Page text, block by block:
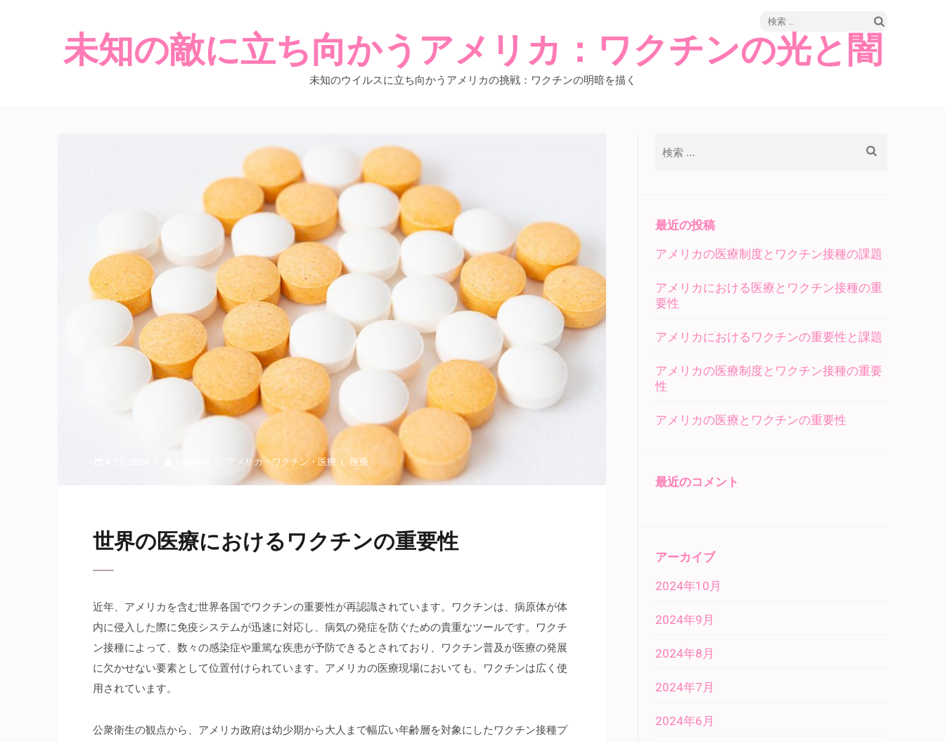
検
索:
未知の敵に立ち向かうアメリカ：ワクチンの光と闇
未知のウイルスに立ち向かうアメリカの挑戦：ワクチンの明暗を描く
アメリカ・ワクチン・ 医療 医療
世界の医療におけるワクチンの重要性
近年、アメリカを含む世界各国でワクチンの重要性が再認識されています。
ワクチンは、病原体が体
内に侵入した際に免疫システムが迅速に対応し、病気の発症を防ぐための貴重なツールです。ワクチ
ン接種によって、数々の感染症や重篤な疾患が予防できるとされており、ワクチン普及が医療の発展
に欠かせない要素として位置付けられています。アメリカの医療現場においても、ワクチンは広く使
用されています。
公衆衛生の観点から、アメリカ政府は幼少期から大人まで幅広い年齢層を対象にしたワクチン接種プ
最近の投稿
アメリカの医療制度とワクチン接種の課題
アメリカにおける医療とワクチン接種の重
要性
アメリカにおけるワクチンの重要性と課題
アメリカの医療制度とワクチン接種の重要
性
アメリカの医療とワクチンの重要性
最近のコメント
アーカイブ
2024年10月
2024年9月
2024年8月
2024年7月
2024年6月